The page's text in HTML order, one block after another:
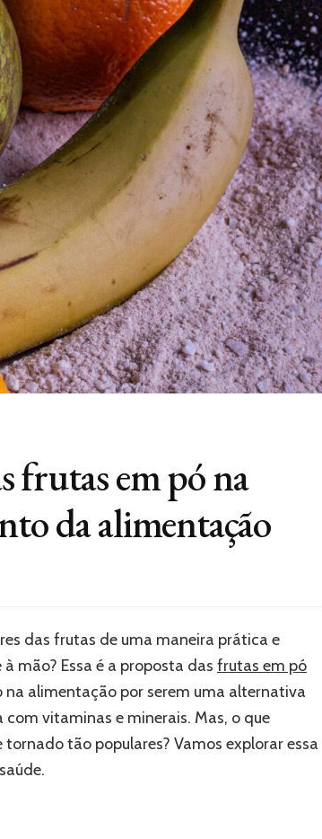
frutas em pó na
da alimentação
das frutas de uma maneira prática e
mão? Essa é a proposta das frutas em pó
alimentação por serem uma alternativa
vitaminas e minerais. Mas, o que
tão populares? Vamos explorar essa